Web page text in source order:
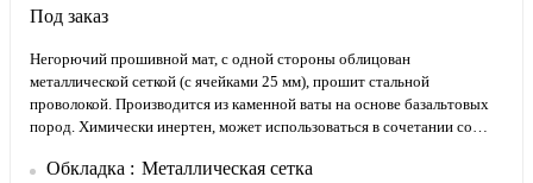
Под заказ
Негорючий прошивной мат, с одной стороны облицован
металлической сеткой (с ячейками 25 мм), прошит стальной
проволокой. Производится из каменной ваты на основе базальтовых
пород. Химически инертен, может использоваться в сочетании со
Обкладка металлической сеткой позволяет плотнее прижимать мат к
Обкладка
Металлическая сетка